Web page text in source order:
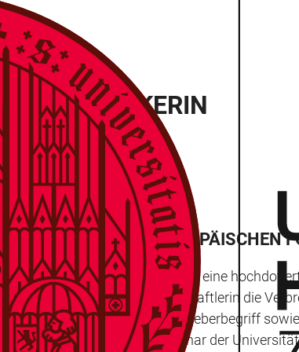
HISTORIKERIN
FÖRDERUNG DES EUROPÄISCHEN
Prof. Dr. Stefanie Gänger eine
erforscht die Wissenschaftlerin die
auch um den historischen Fieberbegriff
am Historischen Seminar der